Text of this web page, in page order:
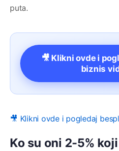
puta.
🎥 Klikni ovde i
biznis
🎥 Klikni ovde i pogledaj
Ko su oni 2-5%